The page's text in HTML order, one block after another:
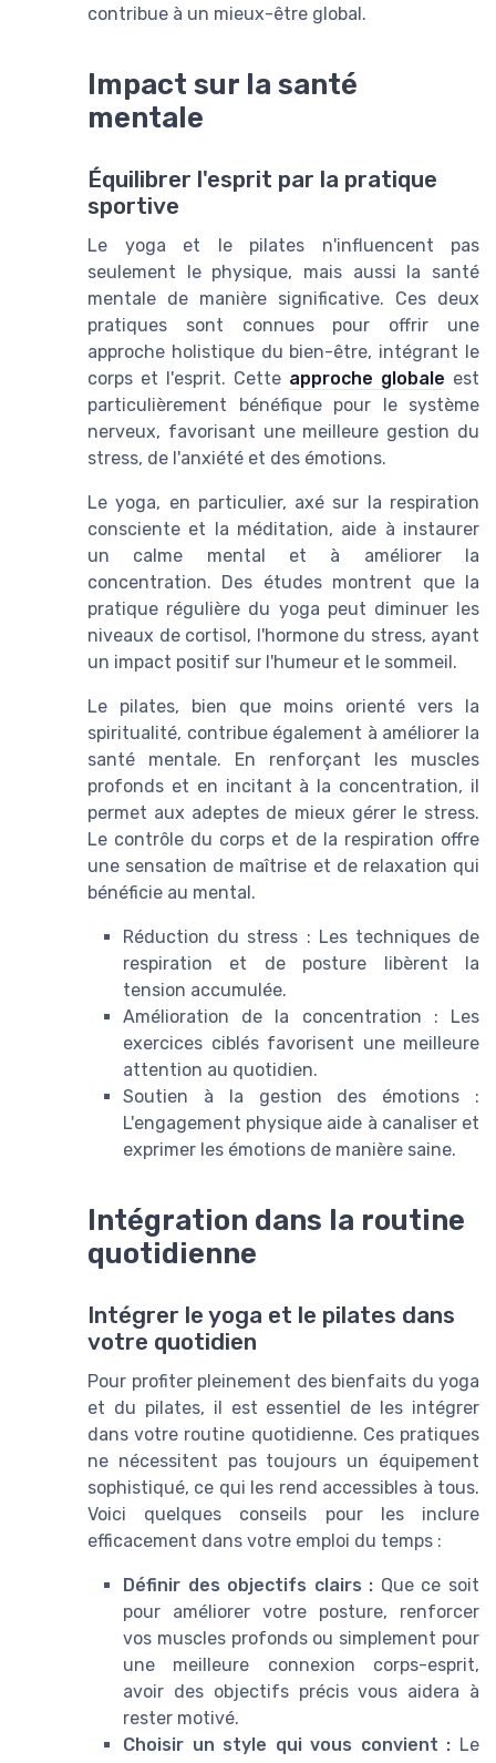
contribue à un mieux-être global.
Impact sur la santé
mentale
Équilibrer l'esprit par la pratique
sportive
Le yoga et le pilates n'influencent pas
seulement le physique, mais aussi la santé
mentale de manière significative. Ces deux
pratiques sont connues pour offrir une
approche holistique du bien-être, intégrant le
corps et l'esprit. Cette approche globale est
particulièrement bénéfique pour le système
nerveux, favorisant une meilleure gestion du
stress, de l'anxiété et des émotions.
Le yoga, en particulier, axé sur la respiration
consciente et la méditation, aide à instaurer
un calme mental et à améliorer la
concentration. Des études montrent que la
pratique régulière du yoga peut diminuer les
niveaux de cortisol, l'hormone du stress, ayant
un impact positif sur l'humeur et le sommeil.
Le pilates, bien que moins orienté vers la
spiritualité, contribue également à améliorer la
santé mentale. En renforçant les muscles
profonds et en incitant à la concentration, il
permet aux adeptes de mieux gérer le stress.
Le contrôle du corps et de la respiration offre
une sensation de maîtrise et de relaxation qui
bénéficie au mental.
Réduction du stress : Les techniques de
respiration et de posture libèrent la
tension accumulée.
Amélioration de la concentration : Les
exercices ciblés favorisent une meilleure
attention au quotidien.
Soutien à la gestion des émotions :
L'engagement physique aide à canaliser et
exprimer les émotions de manière saine.
Intégration dans la routine
quotidienne
Intégrer le yoga et le pilates dans
votre quotidien
Pour profiter pleinement des bienfaits du yoga
et du pilates, il est essentiel de les intégrer
dans votre routine quotidienne. Ces pratiques
ne nécessitent pas toujours un équipement
sophistiqué, ce qui les rend accessibles à tous.
Voici quelques conseils pour les inclure
efficacement dans votre emploi du temps :
Définir des objectifs clairs : Que ce soit
pour améliorer votre posture, renforcer
vos muscles profonds ou simplement pour
une meilleure connexion corps-esprit,
avoir des objectifs précis vous aidera à
rester motivé.
Choisir un style qui vous convient : Le